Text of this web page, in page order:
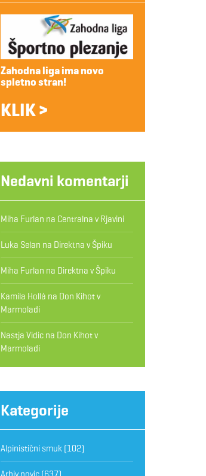
Zahodna liga ima novo
spletno stran!
KLIK >
Nedavni komentarji
Miha Furlan na Centralna v Rjavini
Luka Selan na Direktna v Špiku
Miha Furlan na Direktna v Špiku
Kamila Hollá na Don Kihot v
Marmoladi
Nastja Vidicna Don Kihot v
Marmoladi
Kategorije
Alpinistični smuk(102)